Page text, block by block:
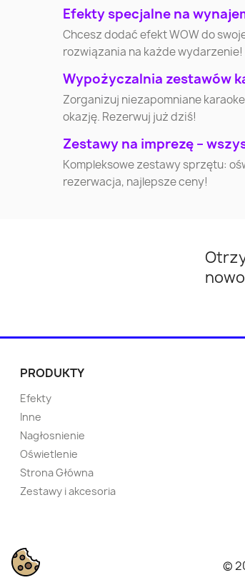
Nysa
Nowa Sól
Wałcz
Przeworsk
Tychowo
Strzelce
Sępólno Krajeńskie
Efekty specjalne na
Chcesz dodać efekt WOW do
rozwiązania na każde wydarzenie!
Wypożyczalnia zestawów
Zorganizuj niezapomniane
okazję. Rezerwuj już dziś!
Zestawy na imprezę –
Kompleksowe zestawy sprzętu:
rezerwacja, najlepsze ceny!
PRODUKTY
Efekty
Inne
Nagłosnienie
Oświetlenie
Strona Główna
Zestawy i akcesoria
©